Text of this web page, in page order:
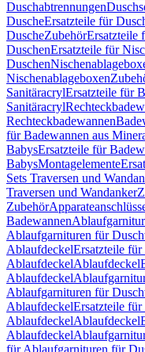
Duschabtrennungen
DuscheErsatzteile für
DuscheZubehörErsatzteile
DuschenErsatzteile für
Duschen
Nischenablageboxen
SanitäracrylErsatzteile für
Sanitäracryl
Rechteckbadewannen
für Badewannen aus
BabysErsatzteile für
BabysMontagelemente
Sets Traversen und
Traversen und Wandanker
Zubehör
Badewannen
Ablaufgarnituren für
AblaufdeckelErsatzteile für
AblaufdeckelAblaufdeckel
Ablaufdeckel
Ablaufgarnituren für
AblaufdeckelErsatzteile für
AblaufdeckelAblaufdeckel
Ablaufdeckel
für Ablaufgarnituren für